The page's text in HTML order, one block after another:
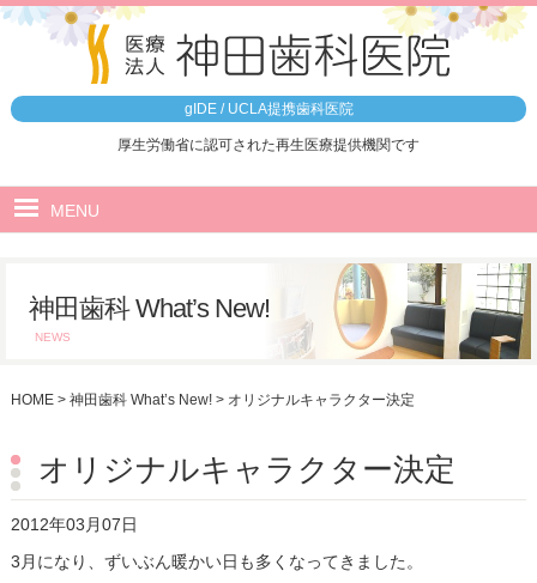
gIDE / UCLA提携歯科医院
厚生労働省に認可された再生医療提供機関です
MENU
医院のご案内
5つの特徴
治療の流れ
院内ツアー
院長・スタッフ紹介
神田歯科 What’s New!
NEWS
HOME> 神田歯科 What’s New!> オリジナルキャラクター決定
オリジナルキャラクター決定
2012年03月07日
3月になり、ずいぶん暖かい日も多くなってきました。